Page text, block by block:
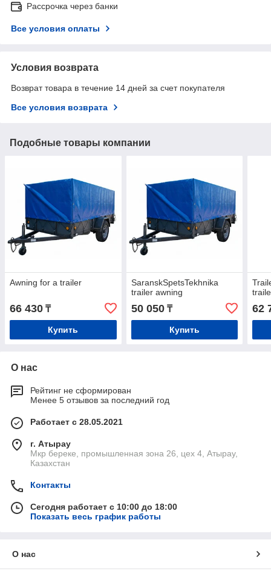
Рассрочка через банки
Все условия оплаты
Условия возврата
Возврат товара в течение 14 дней за счет покупателя
Все условия возврата
Подобные товары компании
Awning for a trailer
66 430 ₸
Купить
SaranskSpetsTekhnika
trailer awning
50 050₸
Купить
62
О нас
Рейтинг не сформирован
Менее 5 отзывов за последний год
Работает с 28.05.2021
г. Атырау
Мкр береке, промышленная зона 26, цех 4, Атырау,
Казахстан
Контакты
Сегодня работает с 10:00 до 18:00
Показать весь график работы
О нас